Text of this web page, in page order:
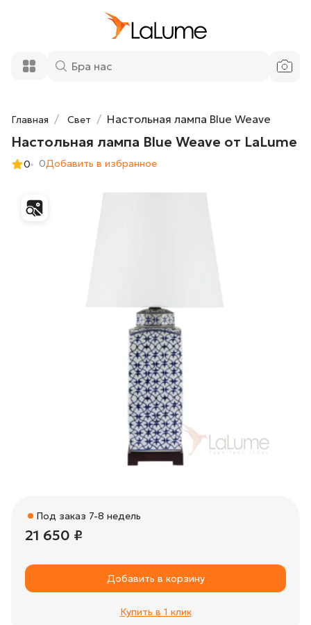
Главная Свет Настольная лампа Blue Weave
Настольная лампа Blue Weave от LaLume
0 0Добавить в избранное
Под заказ 7-8 недель
21 650 ₽
Добавить в корзину
Купить в 1 клик